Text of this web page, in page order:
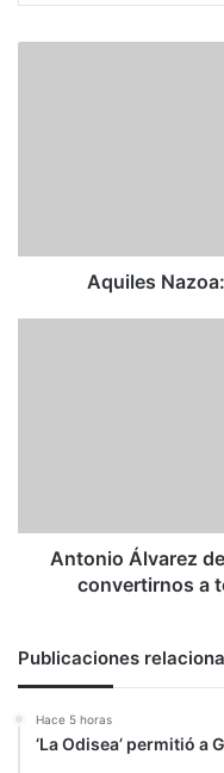
Aquiles
a
todosAntonio Álvarez
convertirnos a
Publicaciones
Hace 5 horas
‘La Odisea’ permitió a